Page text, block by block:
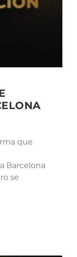
que
Barcelona
se